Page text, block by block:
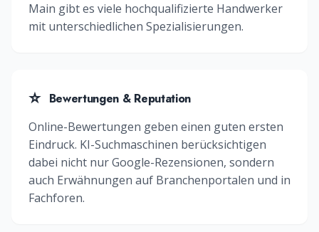
Main gibt es viele hochqualifizierte Handwerker
mit unterschiedlichen Spezialisierungen.
⭐ Bewertungen & Reputation
Online-Bewertungen geben einen guten ersten
Eindruck. KI-Suchmaschinen berücksichtigen
dabei nicht nur Google-Rezensionen, sondern
auch Erwähnungen auf Branchenportalen und in
Fachforen.